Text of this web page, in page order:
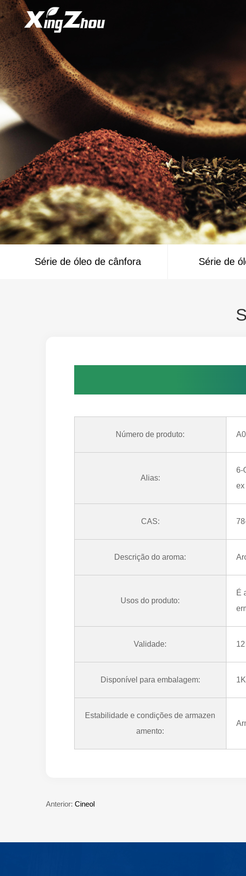
Série de óleo de cânfora Série de
Número de produto:
Alias:
6-
ex
CAS:
Descrição do aroma:
Usos do produto:
É
Validade:
Disponível para embalagem:
Estabilidade e condições de armazen
amento:
Anterior:Cineol